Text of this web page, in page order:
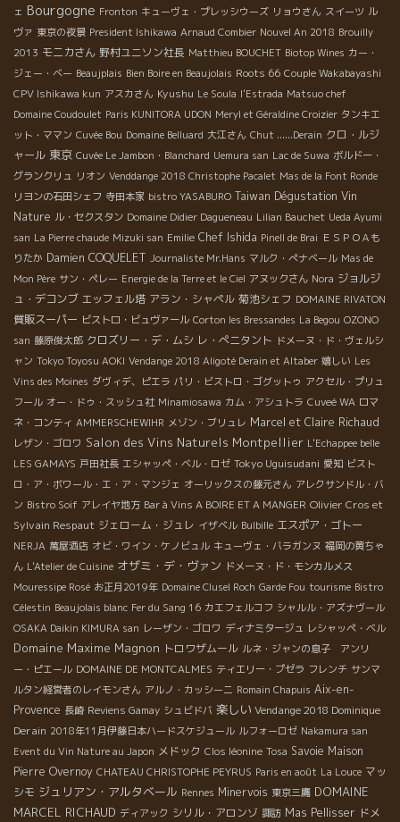
ェ Bourgogne Fronton キューヴェ・プレッシウーズ リョウさん スイーツ ル
ヴァ 東京の夜景 President Ishikawa Arnaud Combier Nouvel An 2018 Brouilly
2013 モニカさん 野村ユニソン社長 Matthieu BOUCHET Biotop Wines カー・
ジェー・ベー Beaujplais Bien Boire en Beaujolais Roots 66 Couple Wakabayashi
CPV Ishikawa kun アスカさん Kyushu Le Soula l'Estrada Matsuo chef
Domaine Coudoulet Paris KUNITORA UDON Meryl et Géraldine Croizier タンキエ
ット・ママン Cuvée Bou Domaine Belluard 大江さん Chut ......Derain クロ・ルジ
ャール 東京 Cuvée Le Jambon・Blanchard Uemura san Lac de Suwa ボルドー・
グランクリュ リオン Venddange 2018 Christophe Pacalet Mas de la Font Ronde
リヨンの石田シェフ 寺田本家 bistro YASABURO Taiwan Dégustation Vin
Nature ル・セクスタン Domaine Didier Dagueneau Lilian Bauchet Ueda Ayumi
san La Pierre chaude Mizuki san Emilie Chef Ishida Pinell de Brai ＥＳＰＯＡも
りたか Damien COQUELET Journaliste Mr.Hans マルク・ぺナベール Mas de
Mon Père サン・ペレー Energie de la Terre et le Ciel アヌックさん Nora ジョルジ
ュ・デコンブ エッフェル塔 アラン・シャペル 菊池シェフ DOMAINE RIVATON
質販スーパー ビストロ・ビュヴァール Corton les Bressandes La Begou OZONO
san 藤原俊太郎 クロズリー・デ・ムシ レ・ぺニタント ドメーヌ・ド・ヴェルシ
ャン Tokyo Toyosu AOKI Vendange 2018 Aligoté Derain et Altaber 嬉しい Les
Vins des Moines ダヴィデ、ピエラ パリ・ビストロ・ゴグットゥ アクセル・プリュ
フール オー・ドゥ・スッシュ社 Minamiosawa カム・アシュトラ Cuveé WA ロマ
ネ・コンティ AMMERSCHEWIHR メゾン・ブリュレ Marcel et Claire Richaud
レザン・ゴロワ Salon des Vins Naturels Montpellier L'Echappee belle
LES GAMAYS 戸田社長 エシャッペ・ベル・ロゼ Tokyo Uguisudani 愛知 ビスト
ロ・ア・ボワール・エ・ア・マンジェ オーリックスの藤元さん アレクサンドル・バ
ン Bistro Soif アレイヤ地方 Bar à Vins A BOIRE ET A MANGER Olivier Cros et
Sylvain Respaut ジェローム・ジュレ イザベル Bulbille エスポア・ゴトー
NERJA 萬屋酒店 オビ・ワイン・ケノビュル キューヴェ・バラガンヌ 福岡の黄ちゃ
ん L'Atelier de Cuisine オザミ・デ・ヴァン ドメーヌ・ド・モンカルメス
Mouressipe Rosé お正月2019年 Domaine Clusel Roch Garde Fou tourisme Bistro
Célestin Beaujolais blanc Fer du Sang 16 カエフェルコフ シャルル・アズナヴール
OSAKA Daikin KIMURA san レーザン・ゴロワ ディナミタージュ レシャッペ・ベル
Domaine Maxime Magnon トロワザムール ルネ・ジャンの息子 アンリ
ー・ピエール DOMAINE DE MONTCALMES ティエリー・プゼラ フレンチ サンマ
ルタン経営者のレイモンさん アルノ・カッシーニ Romain Chapuis Aix-en-
Provence 長崎 Reviens Gamay シュビドバ 楽しい Vendange 2018 Dominique
Derain 2018年11月伊藤日本ハードスケジュール ルフォーロゼ Nakamura san
Event du Vin Nature au Japon メドック Clos léonine Tosa Savoie Maison
Pierre Overnoy CHATEAU CHRISTOPHE PEYRUS Paris en août La Louce マッ
シモ ジュリアン・アルタベール Rennes Minervois 東京三鷹 DOMAINE
MARCEL RICHAUD ディアック シリル・アロンゾ 諏訪 Mas Pellisser ドメ